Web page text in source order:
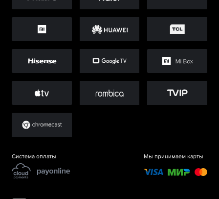
Система оплаты Мы принимаем карты